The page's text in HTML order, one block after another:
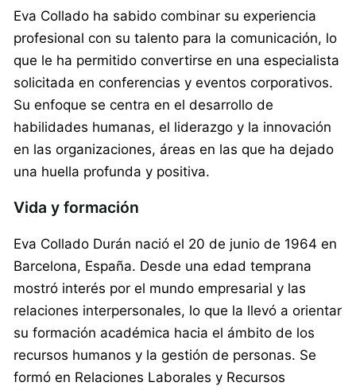
Eva Collado ha sabido combinar su experiencia
profesional con su talento para la comunicación, lo
que le ha permitido convertirse en una especialista
solicitada en conferencias y eventos corporativos.
Su enfoque se centra en el desarrollo de
habilidades humanas, el liderazgo y la innovación
en las organizaciones, áreas en las que ha dejado
una huella profunda y positiva.
Vida y formación
Eva Collado Durán nació el 20 de junio de 1964 en
Barcelona, España. Desde una edad temprana
mostró interés por el mundo empresarial y las
relaciones interpersonales, lo que la llevó a orientar
su formación académica hacia el ámbito de los
recursos humanos y la gestión de personas. Se
formó en Relaciones Laborales y Recursos